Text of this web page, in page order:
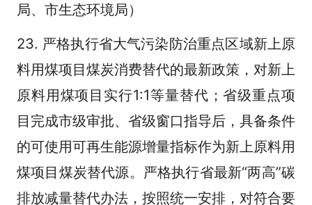
局、市生态环境局）
23. 严格执行省大气污染防治重点区域新上原
料用煤项目煤炭消费替代的最新政策，对新上
原料用煤项目实行1:1等量替代；省级重点项
目完成市级审批、省级窗口指导后，具备条件
的可使用可再生能源增量指标作为新上原料用
煤项目煤炭替代源。严格执行省最新“两高”碳
排放减量替代办法，按照统一安排，对符合要